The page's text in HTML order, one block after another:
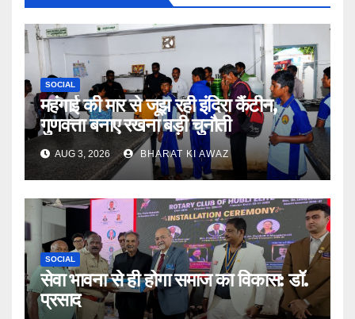
SOCIAL
महंगाई की मार से जूझ रही इंदिरा कैंटीन,
गुणवत्ता बनाए रखना बड़ी चुनौती
AUG 3, 2026 BHARAT KI AWAZ
SOCIAL
सेवा भावना से ही होगा समाज का विकास: डॉ.
प्रसाद